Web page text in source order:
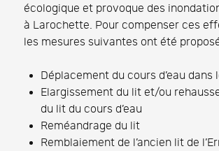
écologique et provoque des
à Larochette. Pour compenser ces
les mesures suivantes ont été
Déplacement du cours d’eau dans
Elargissement du lit et/ou
du lit du cours d’eau
Reméandrage du lit
Remblaiement de l’ancien lit de